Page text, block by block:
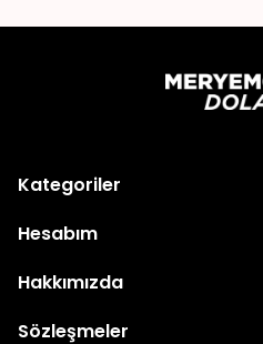
Kategoriler
Hesabım
Hakkımızda
Sözleşmeler